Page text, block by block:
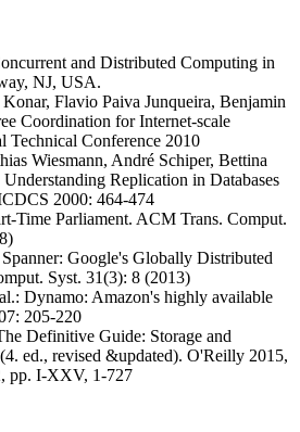
and Distributed Computing in
NJ, USA.
Flavio Paiva Junqueira, Benjamin
Coordination for Internet-scale
Technical Conference 2010
Wiesmann, André Schiper, Bettina
Replication in Databases
2000: 464-474
Time Parliament. ACM Trans. Comput.
Google's Globally Distributed
Syst. 31(3): 8 (2013)
Dynamo: Amazon's highly available
205-220
Definitive Guide: Storage and
ed., revised &updated). O'Reilly 2015,
pp. I-XXV, 1-727